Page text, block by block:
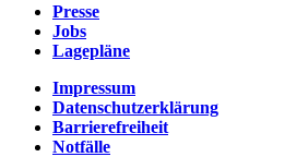
Presse
Jobs
Lagepläne
Impressum
Datenschutzerklärung
Barrierefreiheit
Notfälle